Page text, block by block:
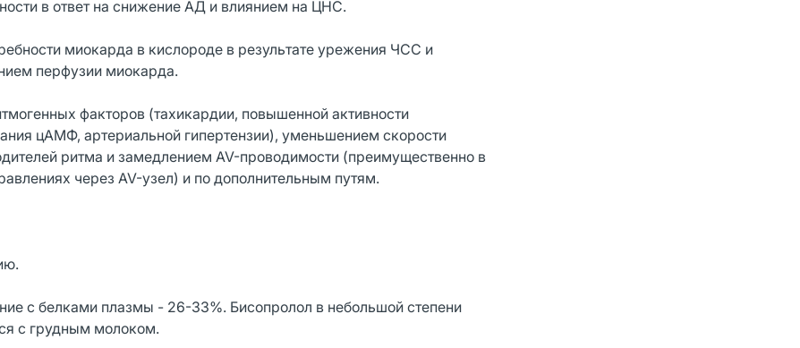
в ответ на снижение АД и влиянием на ЦНС.
миокарда в кислороде в результате урежения ЧСС и
перфузии миокарда.
факторов (тахикардии, повышенной активности
цАМФ, артериальной гипертензии), уменьшением скорости
ритма и замедлением AV-проводимости (преимущественно в
через AV-узел) и по дополнительным путям.
с белками плазмы - 26-33%. Бисопролол в небольшой степени
с грудным молоком.